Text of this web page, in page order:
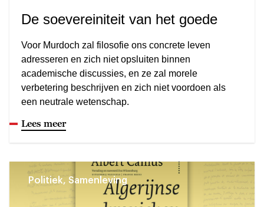
De soevereiniteit van het goede
Voor Murdoch zal filosofie ons concrete leven
adresseren en zich niet opsluiten binnen
academische discussies, en ze zal morele
verbetering beschrijven en zich niet voordoen als
een neutrale wetenschap.
Lees meer
Politiek, Samenleving